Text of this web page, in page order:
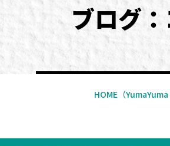
ブログ
HOME （